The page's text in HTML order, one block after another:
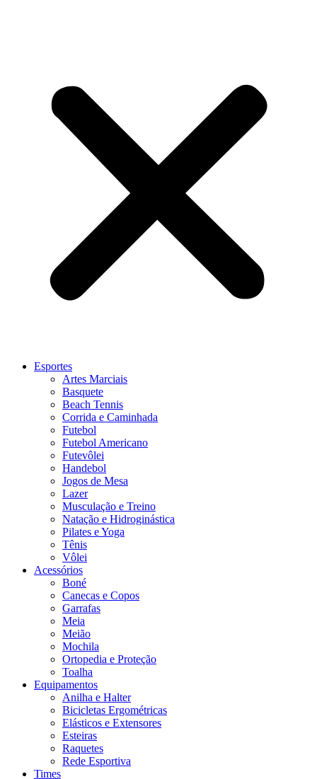
Esportes
Artes Marciais
Basquete
Beach Tennis
Corrida e Caminhada
Futebol
Futebol Americano
Futevôlei
Handebol
Jogos de Mesa
Lazer
Musculação e Treino
Natação e Hidroginástica
Pilates e Yoga
Tênis
Vôlei
Acessórios
Boné
Canecas e Copos
Garrafas
Meia
Meião
Mochila
Ortopedia e Proteção
Toalha
Equipamentos
Anilha e Halter
Bicicletas Ergométricas
Elásticos e Extensores
Esteiras
Raquetes
Rede Esportiva
Times